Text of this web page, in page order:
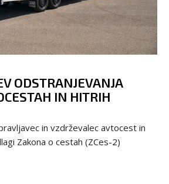
ODSTRANJEVANJA
IN HITRIH
in vzdrževalec avtocest in
Zakona o cestah (ZCes-2)